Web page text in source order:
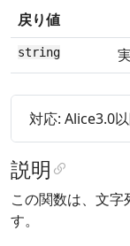
戻り値
string
対応: Alice3.0
説明
この関数は、文字
す。